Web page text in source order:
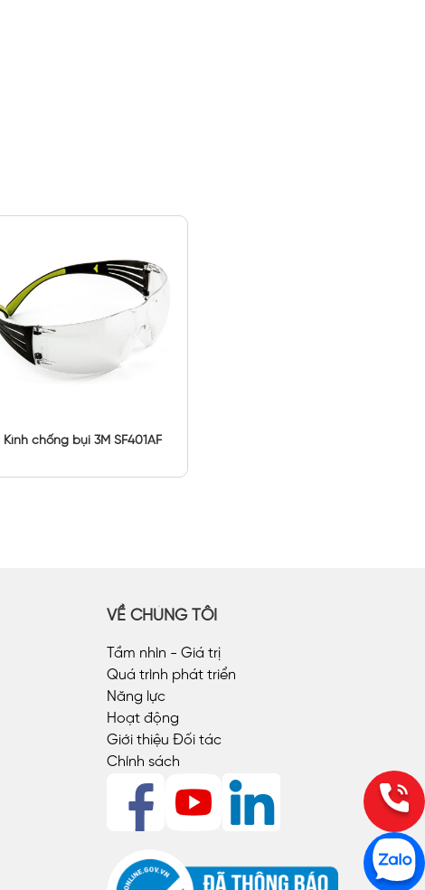
Kính chống bụi 3M SF401AF
VỀ CHÚNG TÔI
Tầm nhìn - Giá trị
Quá trình phát triển
Năng lực
Hoạt động
Giới thiệu Đối tác
Chính sách